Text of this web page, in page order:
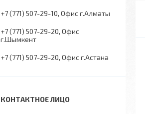
+7 (771) 507-29-10 Офис г.Алматы
+7 (771) 507-29-20 Офис
г.Шымкент
+7 (771) 507-29-20 Офис г.Астана